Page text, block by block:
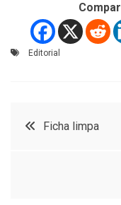
Editorial
Navegação
Ficha limpa